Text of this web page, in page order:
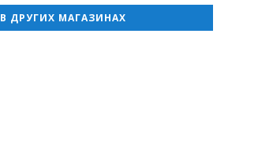
В ДРУГИХ МАГАЗИНАХ